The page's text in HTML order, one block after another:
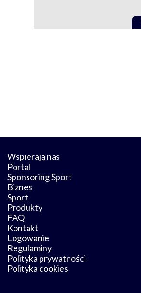
Wspierają nas
Portal
Sponsoring Sport
Biznes
Sport
Produkty
FAQ
Kontakt
Logowanie
Regulaminy
Polityka prywatności
Polityka cookies